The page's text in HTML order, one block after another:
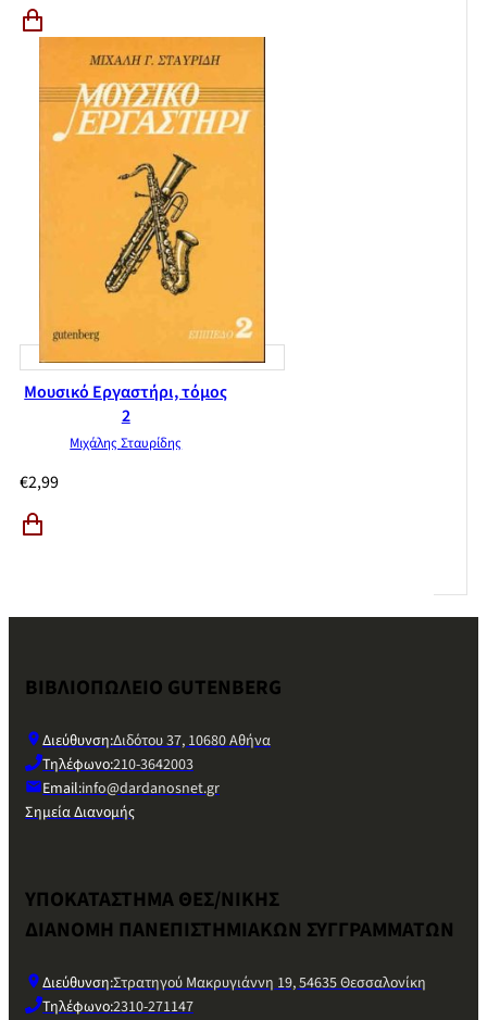
Μουσικό Εργαστήρι, τόμος
2
Μιχάλης Σταυρίδης
€2,99
ΒΙΒΛΙΟΠΩΛΕΙΟ GUTENBERG
Διεύθυνση:Διδότου 37, 10680 Αθήνα
Τηλέφωνο:210-3642003
Email:info@dardanosnet.gr
Σημεία Διανομής
ΥΠΟΚΑΤΑΣΤΗΜΑ ΘΕΣ/ΝΙΚΗΣ
ΔΙΑΝΟΜΗ ΠΑΝΕΠΙΣΤΗΜΙΑΚΩΝ ΣΥΓΓΡΑΜΜΑΤΩΝ
Διεύθυνση:Στρατηγού Μακρυγιάννη 19, 54635 Θεσσαλονίκη
Τηλέφωνο:2310-271147